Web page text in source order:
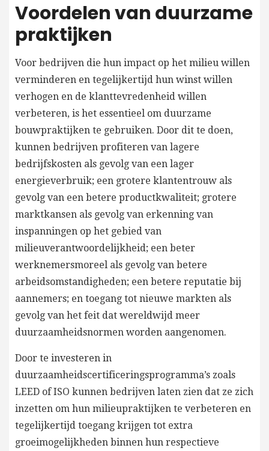
Voordelen van duurzame
praktijken
Voor bedrijven die hun impact op het milieu willen
verminderen en tegelijkertijd hun winst willen
verhogen en de klanttevredenheid willen
verbeteren, is het essentieel om duurzame
bouwpraktijken te gebruiken. Door dit te doen,
kunnen bedrijven profiteren van lagere
bedrijfskosten als gevolg van een lager
energieverbruik; een grotere klantentrouw als
gevolg van een betere productkwaliteit; grotere
marktkansen als gevolg van erkenning van
inspanningen op het gebied van
milieuverantwoordelijkheid; een beter
werknemersmoreel als gevolg van betere
arbeidsomstandigheden; een betere reputatie bij
aannemers; en toegang tot nieuwe markten als
gevolg van het feit dat wereldwijd meer
duurzaamheidsnormen worden aangenomen.
Door te investeren in
duurzaamheidscertificeringsprogramma’s zoals
LEED of ISO kunnen bedrijven laten zien dat ze zich
inzetten om hun milieupraktijken te verbeteren en
tegelijkertijd toegang krijgen tot extra
groeimogelijkheden binnen hun respectieve